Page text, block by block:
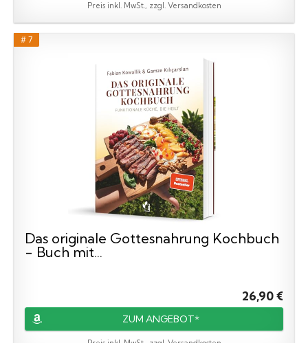
Preis inkl. MwSt., zzgl. Versandkosten
# 7
Das originale Gottesnahrung Kochbuch
- Buch mit...
26,90 €
ZUM ANGEBOT*